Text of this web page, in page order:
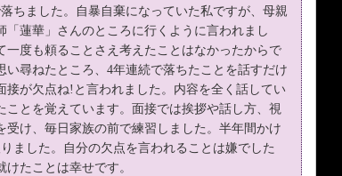
ちました。自暴自棄になっていた私ですが、母親
蓮華」さんのところに行くように言われまし
一度も頼ることさえ考えたことはなかったからで
尋ねたところ、4年連続で落ちたことを話すだけ
接が欠点ね!と言われました。内容を全く話してい
ことを覚えています。面接では挨拶や話し方、視
け、毎日家族の前で練習しました。半年間かけ
ました。自分の欠点を言われることは嫌でした
たことは幸せです。